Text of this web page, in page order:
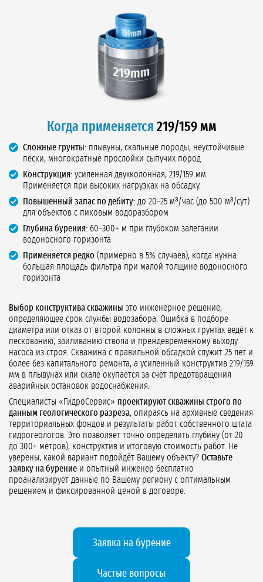
Когда применяется 219/159 мм
Сложные грунты: плывуны, скальные породы, неустойчивые
пески, многократные прослойки сыпучих пород
Конструкция: усиленная двухколонная, 219/159 мм.
Применяется при высоких нагрузках на обсадку.
Повышенный запас по дебиту: до 20–25 м³/час (до 500 м³/сут)
для объектов с пиковым водоразбором
Глубина бурения: 60–300+ м при глубоком залегании
водоносного горизонта
Применяется редко (примерно в 5% случаев), когда нужна
большая площадь фильтра при малой толщине водоносного
горизонта
Выбор конструктива скважины это инженерное решение,
определяющее срок службы водозабора. Ошибка в подборе
диаметра или отказ от второй колонны в сложных грунтах ведёт к
пескованию, заиливанию ствола и преждевременному выходу
насоса из строя. Скважина с правильной обсадкой служит 25 лет и
более без капитального ремонта, а усиленный конструктив 219/159
мм в плывунах или скале окупается за счёт предотвращения
аварийных остановок водоснабжения.
Специалисты «ГидроСервис» проектируют скважины строго по
данным геологического разреза, опираясь на архивные сведения
территориальных фондов и результаты работ собственного штата
гидрогеологов. Это позволяет точно определить глубину (от 20
до 300+ метров), конструктив и итоговую стоимость работ. Не
уверены, какой вариант подойдёт Вашему объекту? Оставьте
заявку на бурение и опытный инженер бесплатно
проанализирует данные по Вашему региону с оптимальным
решением и фиксированной ценой в договоре.
Заявка на бурение
Частые вопросы